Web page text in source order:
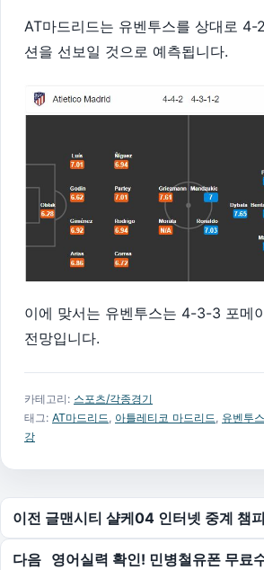
AT마드리드는 유벤투스를 상대로 4-
션을 선보일 것으로 예측됩니다.
이에 맞서는 유벤투스는 4-3-3 포메
전망입니다.
카테고리: 스포츠/각종경기
태그: AT마드리드, 아틀레티코 마드리드, 유벤투스
강
글 탐색
이전 글맨시티 샬케04 인터넷 중계 챔
다음 영어실력 확인! 민병철유폰 무료